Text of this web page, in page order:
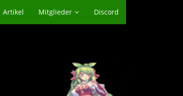
Artikel Mitglieder Discord